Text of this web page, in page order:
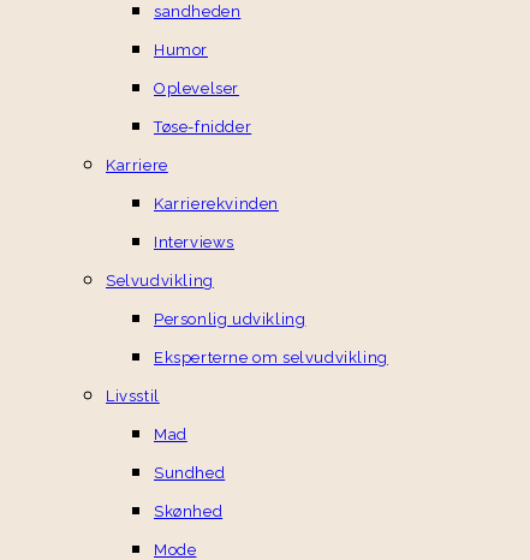
sandheden
Humor
Oplevelser
Tøse-fnidder
Karriere
Karrierekvinden
Interviews
Selvudvikling
Personlig udvikling
Eksperterne om selvudvikling
Livsstil
Mad
Sundhed
Skønhed
Mode